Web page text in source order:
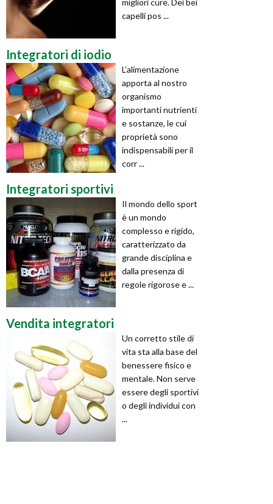
migliori cure. Dei bei
capelli pos ...
Integratori di iodio
L’alimentazione
apporta al nostro
organismo
importanti nutrienti
e sostanze, le cui
proprietà sono
indispensabili per il
corr ...
Integratori sportivi
Il mondo dello sport
è un mondo
complesso e rigido,
caratterizzato da
grande disciplina e
dalla presenza di
regole rigorose e ...
Vendita integratori
Un corretto stile di
vita sta alla base del
benessere fisico e
mentale. Non serve
essere degli sportivi
o degli individui con
...